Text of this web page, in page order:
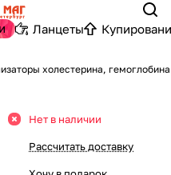
Ланцеты
холестерина,
Нет в наличии
Рассчитать доставку